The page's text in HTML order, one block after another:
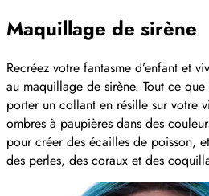
Maquillage de sirène
Recréez votre fantasme d’enfant et
au maquillage de sirène. Tout ce
porter un collant en résille sur votre
ombres à paupières dans des
pour créer des écailles de poisson,
des perles, des coraux et des